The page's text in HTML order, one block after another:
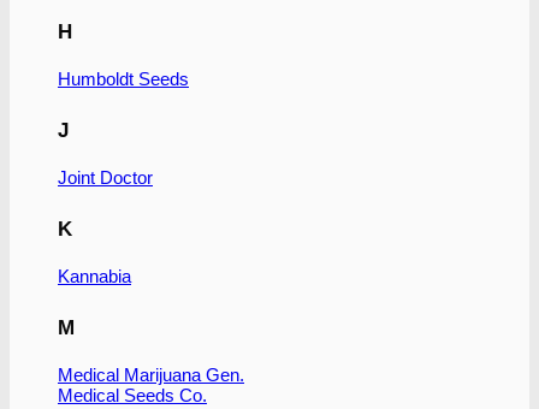
H
Humboldt Seeds
J
Joint Doctor
K
Kannabia
M
Medical Marijuana Gen.
Medical Seeds Co.